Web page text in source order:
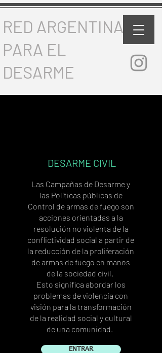
RED ARGENTINA
PARA EL
DESARME
DESARME CIVIL
Las Campañas de Desarme y
las Políticas públicas de
Control de armas de fuego son
acciones orientadas a la
resolución no violenta de la
conflictividad social a partir de
la reducción de la proliferación
de armas de fuego en manos
de la sociedad civil.
Esto significa abordar los
problemas de violencia con
visión para la transformación
de la realidad social y cultural
de una comunidad.
ENTRAR